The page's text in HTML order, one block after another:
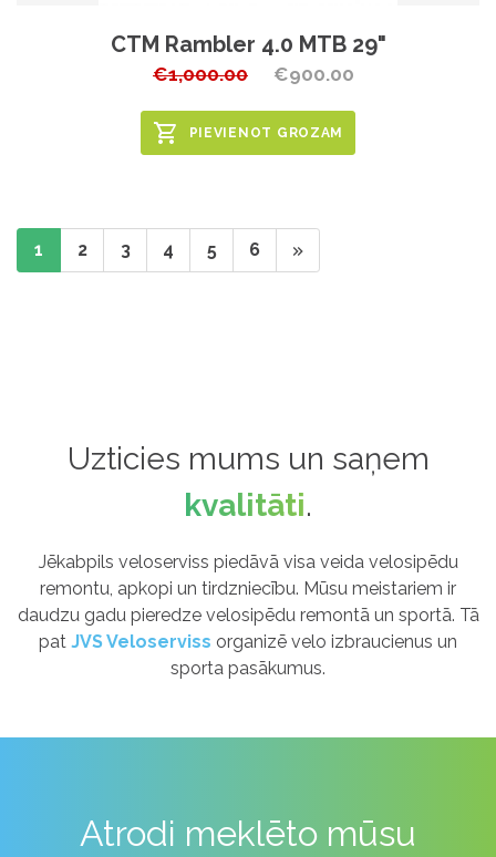
CTM Rambler 4.0 MTB 29"
€1,000.00 €900.00
PIEVIENOT GROZAM
1 2 3 4 5 6
Uzticies mums un saņem
kvalitāti.
Jēkabpils veloserviss piedāvā visa veida velosipēdu
remontu, apkopi un tirdzniecību. Mūsu meistariem ir
daudzu gadu pieredze velosipēdu remontā un sportā. Tā
pat JVS Veloserviss organizē velo izbraucienus un
sporta pasākumus.
Atrodi meklēto mūsu